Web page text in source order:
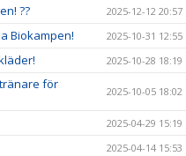
?? 2025-12-12 20:57
Biokampen! 2025-10-31 12:55
2025-10-28 18:19
för
2025-10-05 18:02
2025-04-29 15:19
2025-04-14 15:53